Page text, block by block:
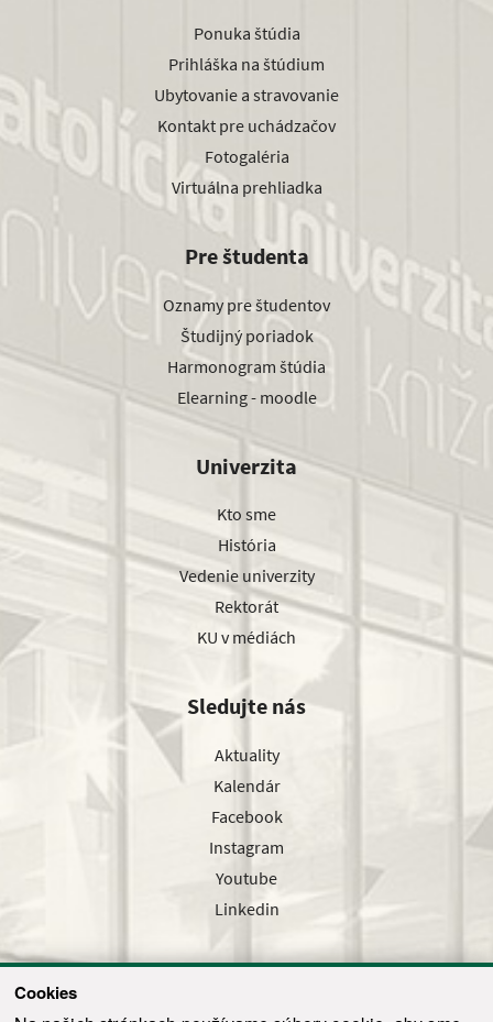
Cookies
Ponuka štúdia
Prihláška na štúdium
Ubytovanie a stravovanie
Kontakt pre uchádzačov
Fotogaléria
Virtuálna prehliadka
Pre študenta
Oznamy pre študentov
Študijný poriadok
Harmonogram štúdia
Elearning - moodle
Univerzita
Kto sme
História
Vedenie univerzity
Rektorát
KU v médiách
Sledujte nás
Aktuality
Kalendár
Facebook
Instagram
Youtube
Linkedin